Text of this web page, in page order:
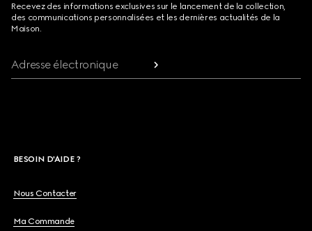
Recevez des informations exclusives sur le lancement de la collection,
des communications personnalisées et les dernières actualités de la
Maison.
Adresse électronique
BESOIN D'AIDE ?
Nous Contacter
Ma Commande